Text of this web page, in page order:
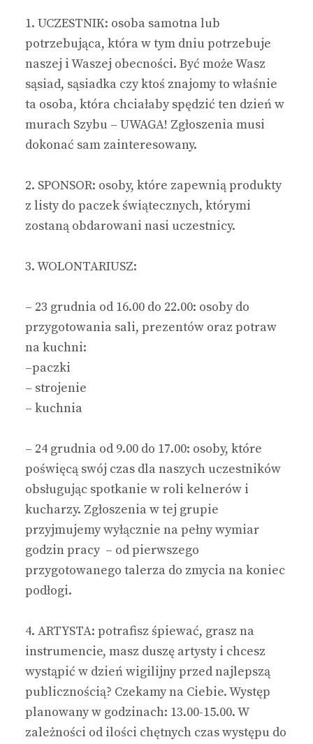
1. UCZESTNIK: osoba samotna lub
potrzebująca, która w tym dniu potrzebuje
naszej i Waszej obecności. Być może Wasz
sąsiad, sąsiadka czy ktoś znajomy to właśnie
ta osoba, która chciałaby spędzić ten dzień w
murach Szybu – UWAGA! Zgłoszenia musi
dokonać sam zainteresowany.
2. SPONSOR: osoby, które zapewnią produkty
z listy do paczek świątecznych, którymi
zostaną obdarowani nasi uczestnicy.
3. WOLONTARIUSZ:
– 23 grudnia od 16.00 do 22.00: osoby do
przygotowania sali, prezentów oraz potraw
na kuchni:
–paczki
– strojenie
– kuchnia
– 24 grudnia od 9.00 do 17.00: osoby, które
poświęcą swój czas dla naszych uczestników
obsługując spotkanie w roli kelnerów i
kucharzy. Zgłoszenia w tej grupie
przyjmujemy wyłącznie na pełny wymiar
godzin pracy – od pierwszego
przygotowanego talerza do zmycia na koniec
podłogi.
4. ARTYSTA: potrafisz śpiewać, grasz na
instrumencie, masz duszę artysty i chcesz
wystąpić w dzień wigilijny przed najlepszą
publicznością? Czekamy na Ciebie. Występ
planowany w godzinach: 13.00-15.00. W
zależności od ilości chętnych czas występu do